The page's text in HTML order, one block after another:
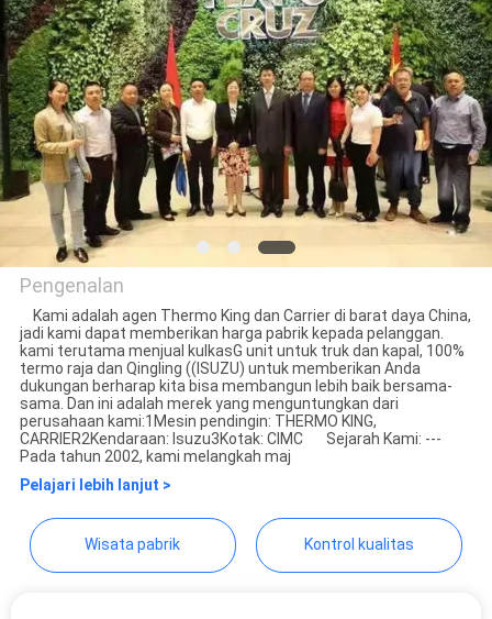
BERITA
KASUS-
KASUS
SITEMAP
KEBIJAKAN
PRIVASI
YANGTZE MOTORS INDUSTRY
CO., LIMITED
Pengenalan
Kami adalah agen Thermo King dan Carrier di barat daya China,
jadi kami dapat memberikan harga pabrik kepada pelanggan.
kami terutama menjual kulkasG unit untuk truk dan kapal, 100%
termo raja dan Qingling ((ISUZU) untuk memberikan Anda
dukungan berharap kita bisa membangun lebih baik bersama-
sama. Dan ini adalah merek yang menguntungkan dari
perusahaan kami:1Mesin pendingin: THERMO KING,
CARRIER2Kendaraan: Isuzu3Kotak: CIMC Sejarah Kami: ---
Pada tahun 2002, kami melangkah maj
Pelajari lebih lanjut >
Wisata pabrik Kontrol kualitas